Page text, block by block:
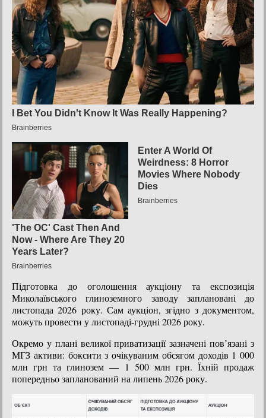
Підготовка до оголошення аукціону та експозиція
Миколаївського глиноземного заводу заплановані до
листопада 2026 року. Сам аукціон, згідно з документом,
можуть провести у листопаді-грудні 2026 року.
Окремо у плані великої приватизації зазначені пов’язані з
МГЗ активи: боксити з очікуваним обсягом доходів 1 000
млн грн та глинозем — 1 500 млн грн. Їхній продаж
попередньо запланований на липень 2026 року.